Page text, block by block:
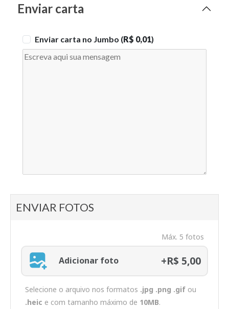
Enviar carta
Enviar carta no Jumbo (R$ 0,01)
ENVIAR FOTOS
Máx. 5 fotos
Adicionar foto +R$ 5,00
Selecione o arquivo nos formatos .jpg .png .gif ou
.heic e com tamanho máximo de 10MB.